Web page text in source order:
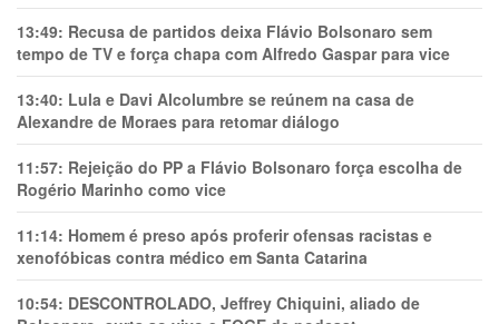
13:49: Recusa de partidos deixa Flávio Bolsonaro sem
tempo de TV e força chapa com Alfredo Gaspar para vice
13:40: Lula e Davi Alcolumbre se reúnem na casa de
Alexandre de Moraes para retomar diálogo
11:57: Rejeição do PP a Flávio Bolsonaro força escolha de
Rogério Marinho como vice
11:14: Homem é preso após proferir ofensas racistas e
xenofóbicas contra médico em Santa Catarina
10:54: DESCONTROLADO, Jeffrey Chiquini, aliado de